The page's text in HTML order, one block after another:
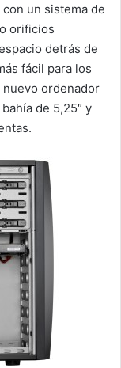
un sistema de
orificios
detrás de
fácil para los
ordenador
de 5,25″ y